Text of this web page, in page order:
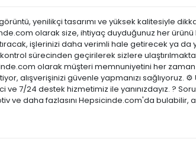
yenilikçi tasarımı ve yüksek kalitesiyle
olarak size, ihtiyaç duyduğunuz her ürünü
işlerinizi daha verimli hale getirecek ya
sürecinden geçirilerek sizlere
olarak müşteri memnuniyetini her
alışverişinizi güvenle yapmanızı
7/24 destek hizmetimiz ile yanınızdayız. ?
ve daha fazlasını Hepsicinde.com'da bulabilir,